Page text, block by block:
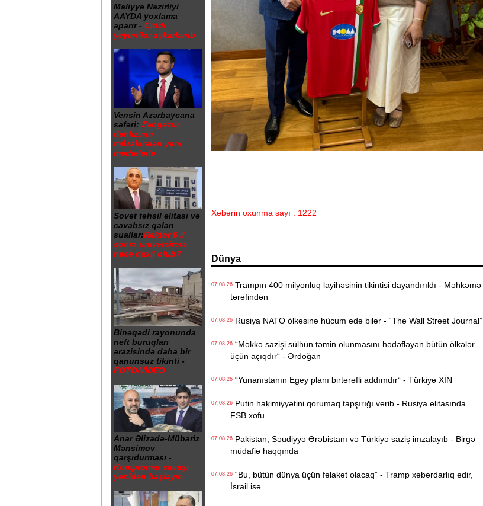
Maliyyə Nazirliyi
AAYDA yoxlama
aparır - Ciddi
yeyintilər aşkarlanıb
Vensin Azərbaycana
səfəri: Zəngəzur
dəhlizinin
müzakirələri yeni
mərhələdə
Sovet təhsil elitası və
cavabsız qalan
suallar:Rektor 6 il
sonra universitetə
necə daxil olub?
Binəqədi rayonunda
neft buruqları
ərazisində daha bir
qanunsuz tikinti -
FOTO/VİDEO
Anar Əlizadə-Mübariz
Mənsimov
qarşıdurması -
Kompromat savaşı
yenidən başlayıb
Xəbərin oxunma sayı : 1222
Dünya
07.08.26Trampın 400 milyonluq layihəsinin tikintisi dayandırıldı - Məhkəmə
tərəfindən
07.08.26Rusiya NATO ölkəsinə hücum edə bilər - “The Wall Street Journal”
07.08.26“Məkkə sazişi sülhün təmin olunmasını hədəfləyən bütün ölkələr
üçün açıqdır“ - Ərdoğan
07.08.26“Yunanıstanın Egey planı birtərəfli addımdır“ - Türkiyə XİN
07.08.26Putin hakimiyyətini qorumaq tapşırığı verib - Rusiya elitasında
FSB xofu
07.08.26Pakistan, Səudiyyə Ərəbistanı və Türkiyə saziş imzalayıb - Birgə
müdafiə haqqında
07.08.26“Bu, bütün dünya üçün fəlakət olacaq” - Tramp xəbərdarlıq edir,
İsrail isə...